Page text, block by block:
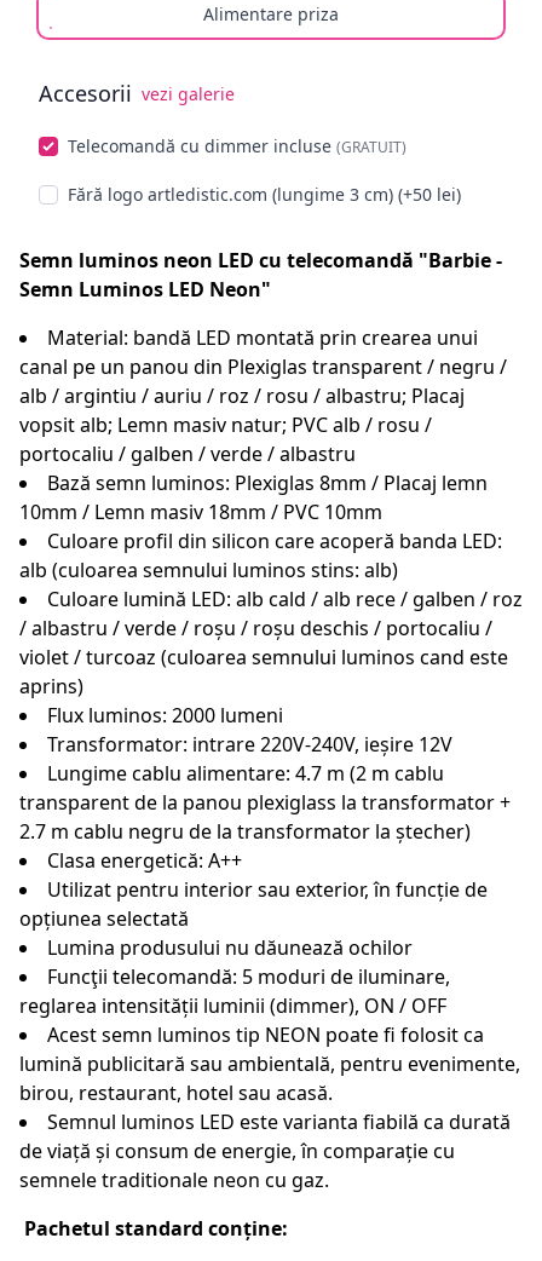
Alimentare priza
Accesorii vezi galerie
Telecomandă cu dimmer incluse (GRATUIT)
Fără logo artledistic.com (lungime 3 cm) (+50 lei)
Semn luminos neon LED cu telecomandă "Barbie -
Semn Luminos LED Neon"
Material: bandă LED montată prin crearea unui
canal pe un panou din Plexiglas transparent / negru /
alb / argintiu / auriu / roz / rosu / albastru; Placaj
vopsit alb; Lemn masiv natur; PVC alb / rosu /
portocaliu / galben / verde / albastru
Bază semn luminos: Plexiglas 8mm / Placaj lemn
10mm / Lemn masiv 18mm / PVC 10mm
Culoare profil din silicon care acoperă banda LED:
alb (culoarea semnului luminos stins: alb)
Culoare lumină LED: alb cald / alb rece / galben / roz
/ albastru / verde / roșu / roșu deschis / portocaliu /
violet / turcoaz (culoarea semnului luminos cand este
aprins)
Flux luminos: 2000 lumeni
Transformator: intrare 220V-240V, ieșire 12V
Lungime cablu alimentare: 4.7 m (2 m cablu
transparent de la panou plexiglass la transformator +
2.7 m cablu negru de la transformator la ștecher)
Clasa energetică: A++
Utilizat pentru interior sau exterior, în funcție de
opțiunea selectată
Lumina produsului nu dăunează ochilor
Funcţii telecomandă: 5 moduri de iluminare,
reglarea intensității luminii (dimmer), ON / OFF
Acest semn luminos tip NEON poate fi folosit ca
lumină publicitară sau ambientală, pentru evenimente,
birou, restaurant, hotel sau acasă.
Semnul luminos LED este varianta fiabilă ca durată
de viață și consum de energie, în comparație cu
semnele traditionale neon cu gaz.
Pachetul standard conține: